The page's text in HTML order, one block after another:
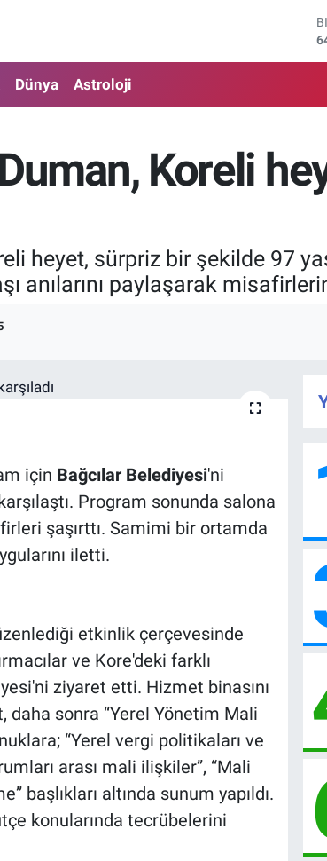
Dünya Astroloji
Koreli
heyet, sürpriz bir şekilde 97
anılarını paylaşarak
için Bağcılar Belediyesi'ni
Program sonunda salona
şaşırttı. Samimi bir ortamda
iletti.
etkinlik çerçevesinde
ve Kore'deki farklı
ziyaret etti. Hizmet binasını
daha sonra “Yerel Yönetim Mali
“Yerel vergi politikaları ve
arası mali ilişkiler”, “Mali
başlıkları altında sunum yapıldı.
konularında tecrübelerini